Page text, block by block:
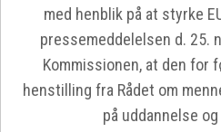
med henblik på at styrke
pressemeddelelsen d. 25.
Kommissionen, at den for
henstilling fra Rådet om
på uddannelse